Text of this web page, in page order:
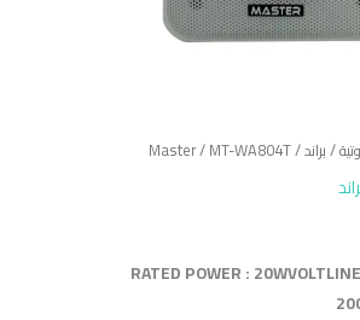
/براند/
Master/ MT-WA804T
RATED POWER :